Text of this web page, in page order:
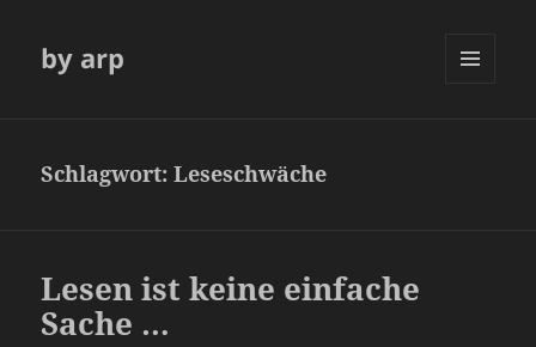
by arp
Schlagwort:Leseschwäche
Lesen ist keine einfache
Sache …